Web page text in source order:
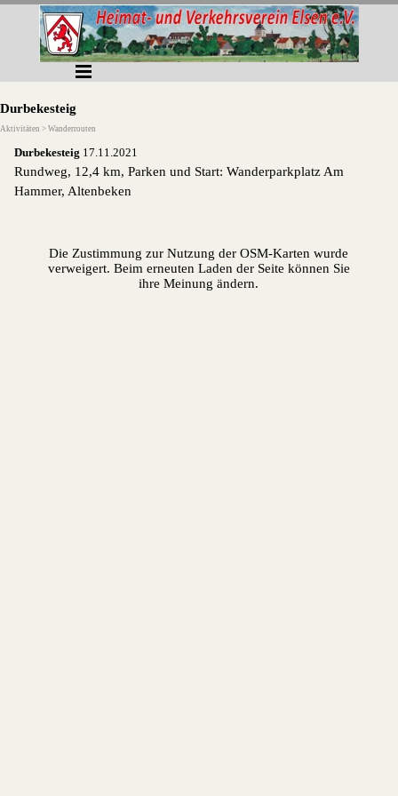
Direkt zum Seiteninhalt
Menü überspringen
Durbekesteig
Aktivitäten > Wanderrouten
Durbekesteig 17.11.2021
Rundweg, 12,4 km, Parken und Start: Wanderparkplatz Am
Hammer, Altenbeken
Die Zustimmung zur Nutzung der OSM-Karten wurde
verweigert. Beim erneuten Laden der Seite können Sie
ihre Meinung ändern.